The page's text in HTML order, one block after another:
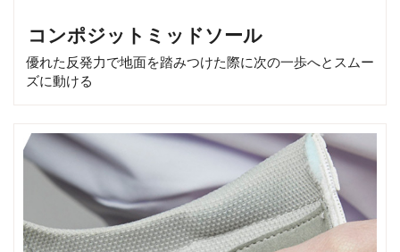
コンポジットミッドソール
優れた反発力で地面を踏みつけた際に次の一歩へとスムー
ズに動ける